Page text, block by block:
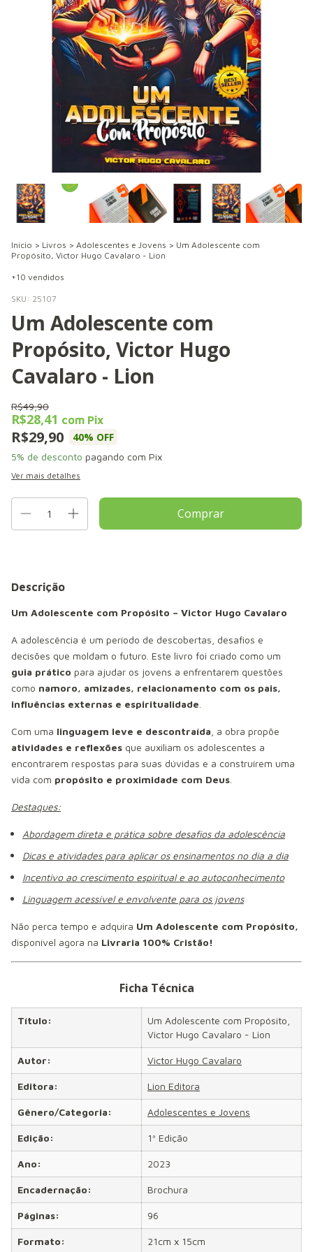
Início > Livros > Adolescentes e Jovens > Um Adolescente com
Propósito, Victor Hugo Cavalaro - Lion
+10 vendidos
SKU: 25107
Um Adolescente com
Propósito, Victor Hugo
Cavalaro - Lion
R$49,90
R$29,90 40% OFF
R$28,41 com Pix
5% de desconto pagando com Pix
Ver mais detalhes
Descrição
Um Adolescente com Propósito – Victor Hugo Cavalaro
A adolescência é um período de descobertas, desafios e
decisões que moldam o futuro. Este livro foi criado como um
guia prático para ajudar os jovens a enfrentarem questões
como namoro, amizades, relacionamento com os pais,
influências externas e espiritualidade
Com uma linguagem leve e descontraída , a obra propõe
atividades e reflexões que auxiliam os adolescentes a
encontrarem respostas para suas dúvidas e a construírem uma
vida com propósito e proximidade com Deus
Destaques:
Abordagem direta e prática sobre desafios da adolescência
Dicas e atividades para aplicar os ensinamentos no dia a dia
Incentivo ao crescimento espiritual e ao autoconhecimento
Linguagem acessível e envolvente para os jovens
Não perca tempo e adquira Um Adolescente com Propósito,
disponível agora na Livraria 100% Cristão!
Ficha Técnica
Título:
Um Adolescente com Propósito,
Victor Hugo Cavalaro - Lion
Autor: Victor Hugo Cavalaro
Editora: Lion Editora
Gênero/Categoria: Adolescentes e Jovens
Edição: 1ª Edição
Ano: 2023
Encadernação: Brochura
Páginas: 96
Formato: 21cm x 15cm